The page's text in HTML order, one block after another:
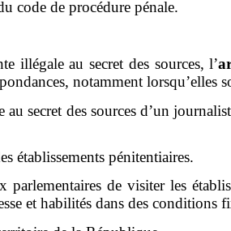
code de procédure pénale.
illégale au secret des sources, l’
notamment lorsqu’elles
secret des sources d’un
établissements pénitentiaires.
de visiter les
et habilités dans des conditions